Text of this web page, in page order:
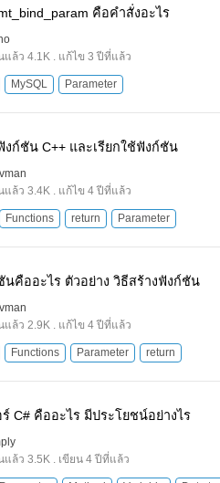
คือคำสั่งอะไร
แล้ว 4.1K . แก้ไข 3 ปีที่แล้ว
MySQL Parameter
งก์ชัน C++ และเรียกใช้ฟังก์ชัน
แล้ว 3.4K . แก้ไข 4 ปีที่แล้ว
Functions return Parameter
นคืออะไร ตัวอย่าง วิธีสร้างฟังก์ชัน
แล้ว 2.9K . แก้ไข 4 ปีที่แล้ว
Functions Parameter return
ร์ C# คืออะไร มีประโยชน์อย่างไร
แล้ว 3.5K . เขียน 4 ปีที่แล้ว